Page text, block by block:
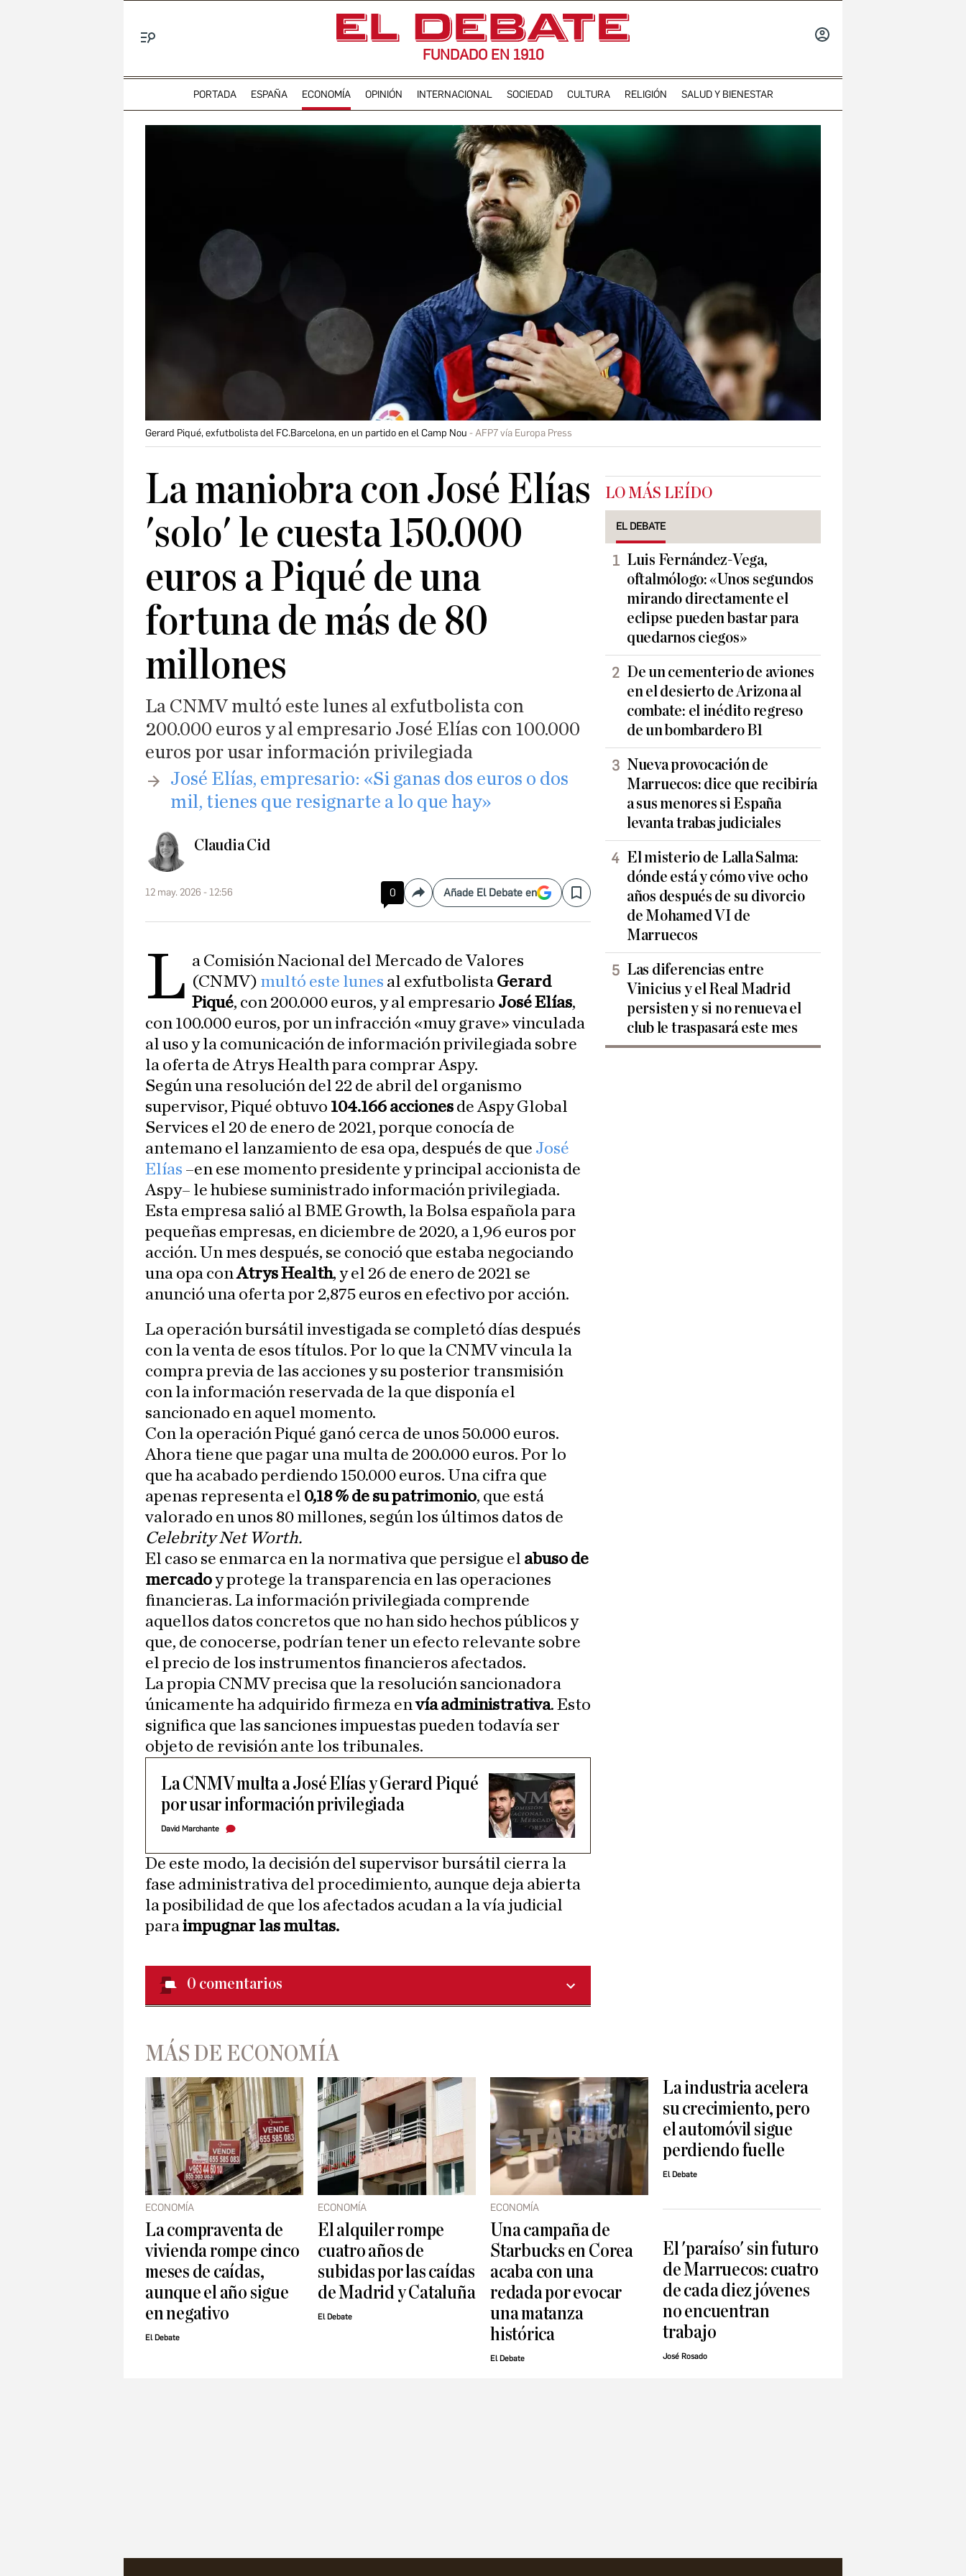
FUNDADO EN 1910
PORTADA ESPAÑA ECONOMÍA OPINIÓN INTERNACIONAL SOCIEDAD CULTURA RELIGIÓN SALUD Y BIENESTAR
Gerard Piqué, exfutbolista del FC.Barcelona, en un partido en el Camp Nou AFP7 vía Europa Press
La maniobra con José Elías
'solo' le cuesta 150.000
euros a Piqué de una
fortuna de más de 80
millones
La CNMV multó este lunes al exfutbolista con
200.000 euros y al empresario José Elías con 100.000
euros por usar información privilegiada
José Elías, empresario: «Si ganas dos euros o dos
mil, tienes que resignarte a lo que hay»
Claudia Cid
12 may. 2026 - 12:56 0 CompartirAñade El Debate en Save
L a Comisión Nacional del Mercado de Valores
(CNMV) multó este lunes al exfutbolista Gerard
Piqué, con 200.000 euros, y al empresario José Elías,
con 100.000 euros, por un infracción «muy grave» vinculada
al uso y la comunicación de información privilegiada sobre
la oferta de Atrys Health para comprar Aspy.
Según una resolución del 22 de abril del organismo
supervisor, Piqué obtuvo 104.166 acciones de Aspy Global
Services el 20 de enero de 2021, porque conocía de
antemano el lanzamiento de esa opa, después de que José
Elías –en ese momento presidente y principal accionista de
Aspy– le hubiese suministrado información privilegiada.
Esta empresa salió al BME Growth, la Bolsa española para
pequeñas empresas, en diciembre de 2020, a 1,96 euros por
acción. Un mes después, se conoció que estaba negociando
una opa conAtrys Health, y el 26 de enero de 2021 se
anunció una oferta por 2,875 euros en efectivo por acción.
La operación bursátil investigada se completó días después
con la venta de esos títulos. Por lo que la CNMV vincula la
compra previa de las acciones y su posterior transmisión
con la información reservada de la que disponía el
sancionado en aquel momento.
Con la operación Piqué ganó cerca de unos 50.000 euros.
Ahora tiene que pagar una multa de 200.000 euros. Por lo
que ha acabado perdiendo 150.000 euros. Una cifra que
apenas representa el 0,18 % de su patrimonio, que está
valorado en unos 80 millones, según los últimos datos de
Celebrity Net Worth.
El caso se enmarca en la normativa que persigue el abuso de
mercadoy protege la transparencia en las operaciones
financieras. La información privilegiada comprende
aquellos datos concretos que no han sido hechos públicos y
que, de conocerse, podrían tener un efecto relevante sobre
el precio de los instrumentos financieros afectados.
La propia CNMV precisa que la resolución sancionadora
únicamente ha adquirido firmeza envía administrativa. Esto
significa que las sanciones impuestas pueden todavía ser
objeto de revisión ante los tribunales.
La CNMV multa a José Elías y Gerard Piqué
por usar información privilegiada
David Marchante
De este modo, la decisión del supervisor bursátil cierra la
fase administrativa del procedimiento, aunque deja abierta
la posibilidad de que los afectados acudan a la vía judicial
paraimpugnar las multas.
0 comentarios
LO MÁS LEÍDO
EL DEBATE
Luis Fernández-Vega,
oftalmólogo: «Unos segundos
mirando directamente el
eclipse pueden bastar para
quedarnos ciegos»
De un cementerio de aviones
en el desierto de Arizona al
combate: el inédito regreso
de un bombardero B1
Nueva provocación de
Marruecos: dice que recibiría
a sus menores si España
levanta trabas judiciales
El misterio de Lalla Salma:
dónde está y cómo vive ocho
años después de su divorcio
de Mohamed VI de
Marruecos
Las diferencias entre
Vinicius y el Real Madrid
persisten y si no renueva el
club le traspasará este mes
MÁS DE ECONOMÍA
ECONOMÍA
La compraventa de
vivienda rompe cinco
meses de caídas,
aunque el año sigue
en negativo
El Debate
ECONOMÍA
El alquiler rompe
cuatro años de
subidas por las caídas
de Madrid y Cataluña
El Debate
ECONOMÍA
Una campaña de
Starbucks en Corea
acaba con una
redada por evocar
una matanza
histórica
El Debate
La industria acelera
su crecimiento, pero
el automóvil sigue
perdiendo fuelle
El Debate
El 'paraíso' sin futuro
de Marruecos: cuatro
de cada diez jóvenes
no encuentran
trabajo
José Rosado